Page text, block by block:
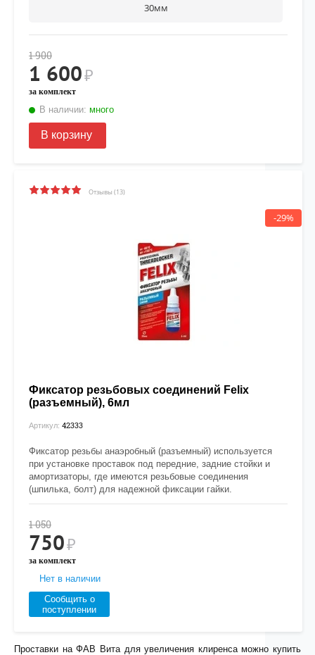
30мм
1 900
1 600₽
за комплект
В наличии: много
В корзину
Отзывы (13)
-29%
Фиксатор резьбовых соединений Felix
(разъемный), 6мл
Артикул: 42333
Фиксатор резьбы анаэробный (разъемный) используется
при установке проставок под передние, задние стойки и
амортизаторы, где имеются резьбовые соединения
(шпилька, болт) для надежной фиксации гайки.
1 050
750₽
за комплект
Нет в наличии
Сообщить о
поступлении
Проставки на ФАВ Вита для увеличения клиренса можно купить